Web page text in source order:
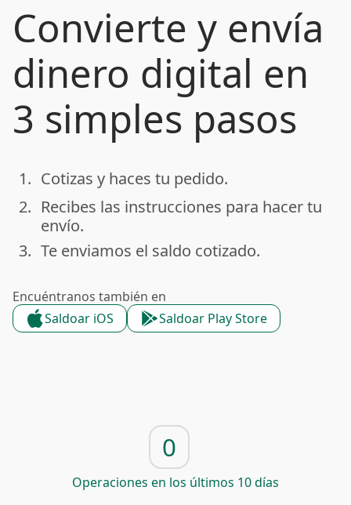
Convierte y envía
dinero digital en
3 simples pasos
done
1. Cotizas y haces tu pedido.
done
2. Recibes las instrucciones para hacer tu
envío.
done
3. Te enviamos el saldo cotizado.
Encuéntranos también en
Saldoar iOS
Saldoar Play Store
0
Operaciones en los últimos 10 días